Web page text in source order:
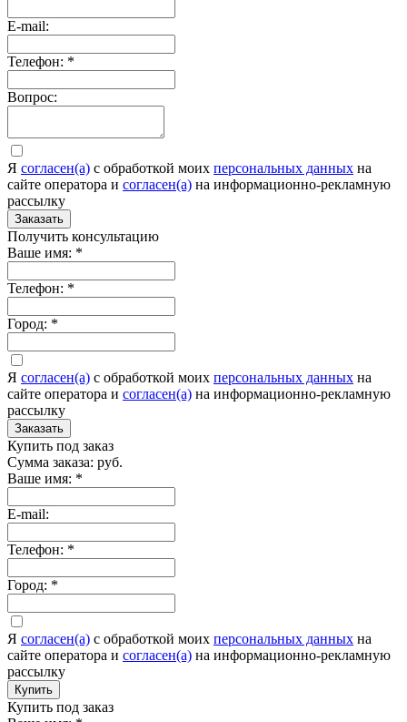
E-mail:
Телефон: *
Вопрос:
Я согласен(а) c обработкой моих персональных данных на
сайте оператора и согласен(а) на информационно-рекламную
рассылку
Заказать
Получить консультацию
Ваше имя: *
Телефон: *
Город: *
Я согласен(а) c обработкой моих персональных данных на
сайте оператора и согласен(а) на информационно-рекламную
рассылку
Заказать
Купить под заказ
Сумма заказа: руб.
Ваше имя: *
E-mail:
Телефон: *
Город: *
Я согласен(а) c обработкой моих персональных данных на
сайте оператора и согласен(а) на информационно-рекламную
рассылку
Купить
Купить под заказ